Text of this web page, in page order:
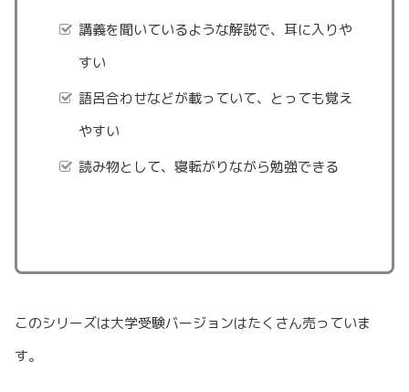
講義を聞いているような解説で、耳に入りや
すい
語呂合わせなどが載っていて、とっても覚え
やすい
読み物として、寝転がりながら勉強できる
このシリーズは大学受験バージョンはたくさん売っていま
す。